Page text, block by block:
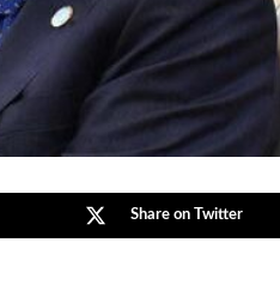
Share on Twitter